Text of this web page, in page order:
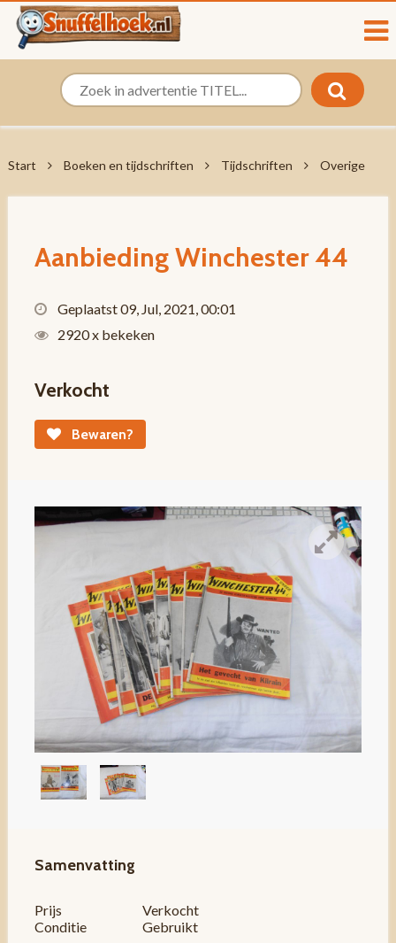
Start Boeken en tijdschriften Tijdschriften Overige
Aanbieding Winchester 44
Geplaatst 09, Jul, 2021, 00:01
2920 x bekeken
Verkocht
Bewaren?
Samenvatting
Prijs
Verkocht
Conditie
Gebruikt